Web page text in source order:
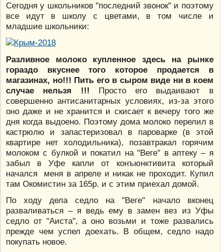
Сегодня у школьников "последний звонок" и поэтому
все идут в школу с цветами, в том числе и
младшие школьники:
Разливное молоко купленное здесь на рынке
гораздо вкуснее того которое продается в
магазинах, но!!! Пить его в сыром виде ни в коем
случае нельзя !!! Просто его выдаивают в
совершенно антисанитарных условиях, из-за этого
оно даже и не хранится и скисает к вечеру того же
дня когда выдоено. Поэтому дома молоко перелил в
кастрюлю и запастеризовал в пароварке (в этой
квартире нет холодильника), позавтракал горячим
молоком с булкой и покатил на "Веге" в аптеку – я
забыл в Уфе капли от конъюнктивита который
начался меня в апреле и никак не проходит. Купил
там Окомистин за 165р. и с этим приехал домой.
По ходу дела седло на "Веге" начало вконец
разваливаться – я ведь ему в замен вез из Уфы
седло от "Аиста", а оно возьми и тоже развались
прежде чем успел доехать. В общем, седло надо
покупать новое.